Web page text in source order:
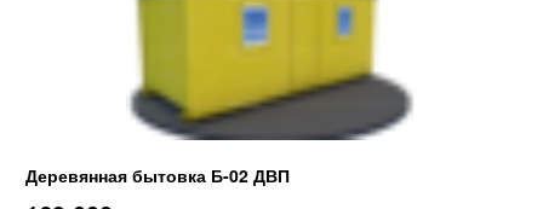
Деревянная бытовка Б-02 ДВП